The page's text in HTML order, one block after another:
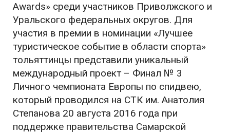
Awards» среди участников Приволжского и
Уральского федеральных округов. Для
участия в премии в номинации «Лучшее
туристическое событие в области спорта»
тольяттинцы представили уникальный
международный проект – Финал № 3
Личного чемпионата Европы по спидвею,
который проводился на СТК им. Анатолия
Степанова 20 августа 2016 года при
поддержке правительства Самарской